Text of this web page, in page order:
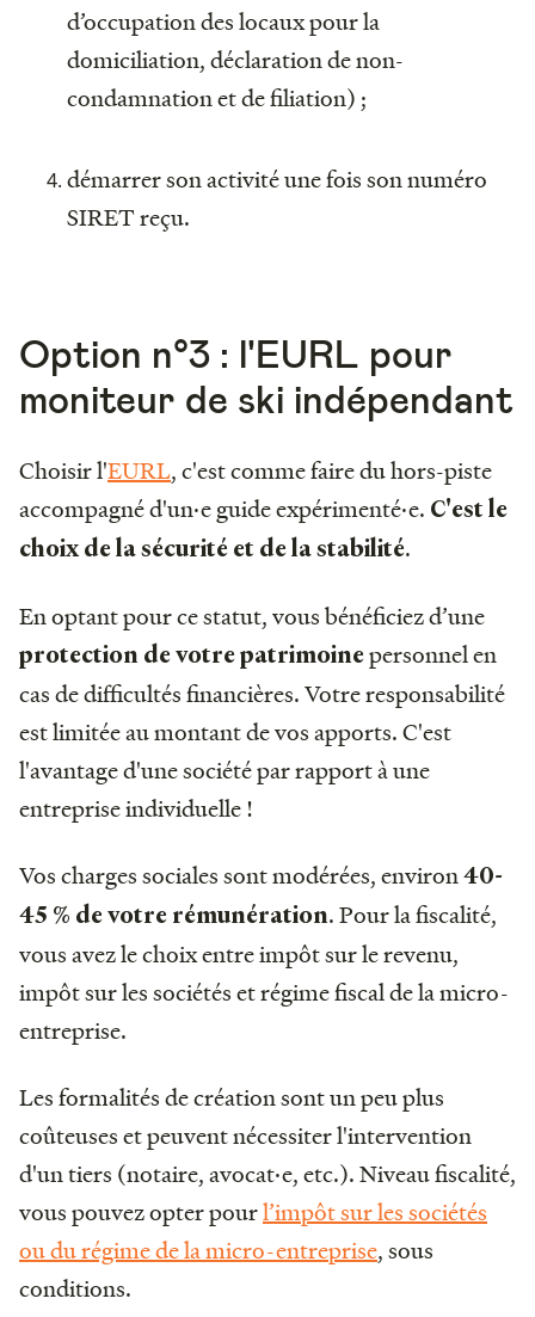
d’occupation des locaux pour la
domiciliation, déclaration de non-
condamnation et de filiation) ;
démarrer son activité une fois son numéro
SIRET reçu.
Option n°3 : l'EURL pour
moniteur de ski indépendant
Choisir l'EURL, c'est comme faire du hors-piste
accompagné d'un·e guide expérimenté·e. C'est le
choix de la sécurité et de la stabilité.
En optant pour ce statut, vous bénéficiez d’une
protection de votre patrimoinepersonnel en
cas de difficultés financières. Votre responsabilité
est limitée au montant de vos apports. C'est
l'avantage d'une société par rapport à une
entreprise individuelle !
Vos charges sociales sont modérées, environ40-
45 % de votre rémunération. Pour la fiscalité,
vous avez le choix entre impôt sur le revenu,
impôt sur les sociétés et régime fiscal de la micro-
entreprise.
Les formalités de création sont un peu plus
coûteuses et peuvent nécessiter l'intervention
d'un tiers (notaire, avocat·e, etc.). Niveau fiscalité,
vous pouvez opter pourl’impôt sur les sociétés
ou du régime de la micro-entreprise, sous
conditions.